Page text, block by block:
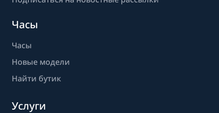
Часы
Часы
Новые модели
Найти бутик
Услуги